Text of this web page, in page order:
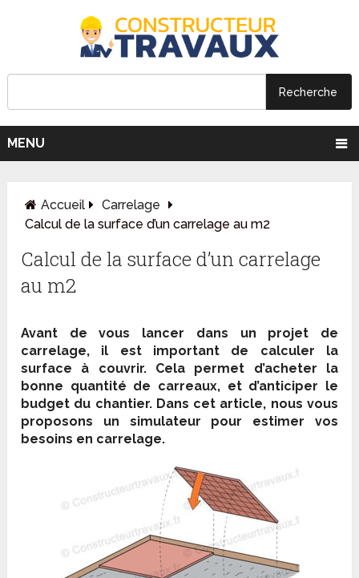
MENU
Accueil
Carrelage
Calcul de la surface d’un carrelage au m2
Calcul de la surface d’un carrelage
au m2
Avant de vous lancer dans un projet de
carrelage, il est important de calculer la
surface à couvrir. Cela permet d’acheter la
bonne quantité de carreaux, et d’anticiper le
budget du chantier. Dans cet article, nous vous
proposons un simulateur pour estimer vos
besoins en carrelage.